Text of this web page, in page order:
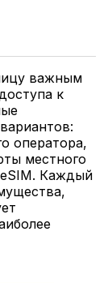
важным
к
оператора,
местного
Каждый